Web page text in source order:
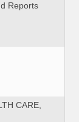
Reports
CARE,